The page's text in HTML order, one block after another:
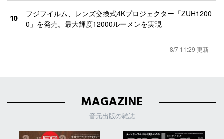
10
フジフイルム、レンズ交換式4Kプロジェクター「ZUH1200
0」を発売。最大輝度12000ルーメンを実現
8/7 11:29 更新
MAGAZINE
音元出版の雑誌